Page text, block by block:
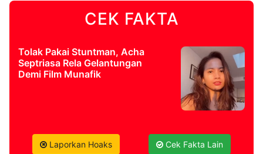
CEK FAKTA
Tolak Pakai Stuntman, Acha
Septriasa Rela Gelantungan
Demi Film Munafik
Laporkan Hoaks Cek Fakta Lain